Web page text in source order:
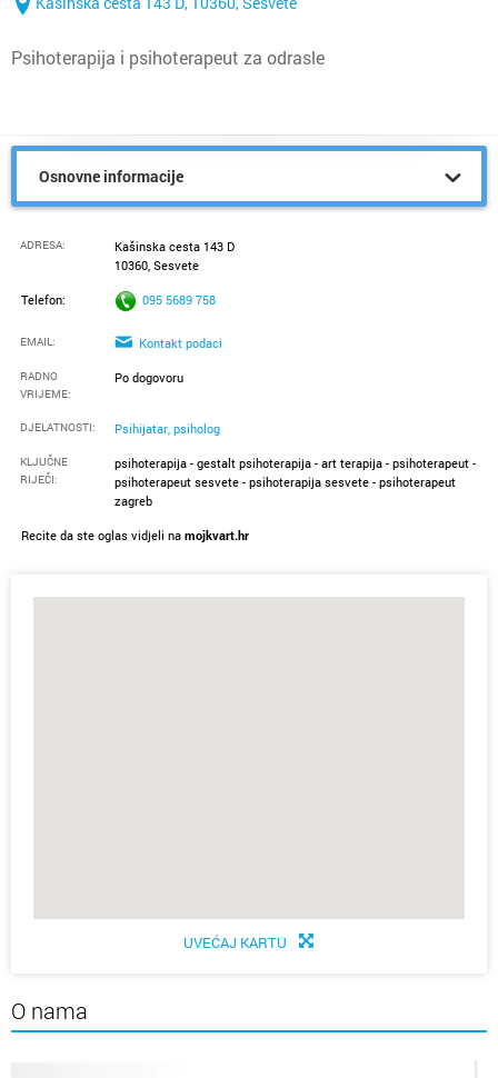
Psihoterapija i psihoterapeut za odrasle
Osnovne informacije
ADRESA:
Kašinska cesta 143 D
10360, Sesvete
Telefon: 095 5689 758
EMAIL: Kontakt podaci
RADNO
VRIJEME:
Po dogovoru
DJELATNOSTI: Psihijatar, psiholog
KLJUČNE
RIJEČI:
psihoterapija - gestalt psihoterapija - art terapija - psihoterapeut -
psihoterapeut sesvete - psihoterapija sesvete - psihoterapeut
zagreb
Recite da ste oglas vidjeli na mojkvart.hr
UVEĆAJ KARTU
O nama